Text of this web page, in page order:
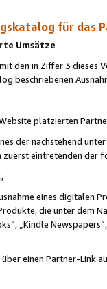
für das
Umsätze
den in Ziffer 3
beschriebenen
platzierten
der nachstehend
eintretenden der
eines digitalen
die unter dem
„Kindle
einen Partner-Link